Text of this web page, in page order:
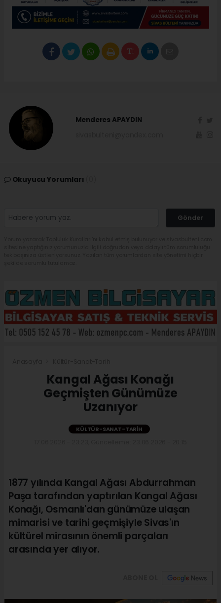
Menderes APAYDIN
Okuyucu Yorumları
Gönder
Kangal Ağası Konağı
Geçmişten Günümüze
Uzanıyor
KÜLTÜR-SANAT-TARIH
1877 yılında Kangal Ağası Abdurrahman
Paşa tarafından yaptırılan Kangal Ağası
Konağı, Osmanlı'dan günümüze ulaşan
mimarisi ve tarihi geçmişiyle Sivas'ın
kültürel mirasının önemli parçaları
arasında yer alıyor.